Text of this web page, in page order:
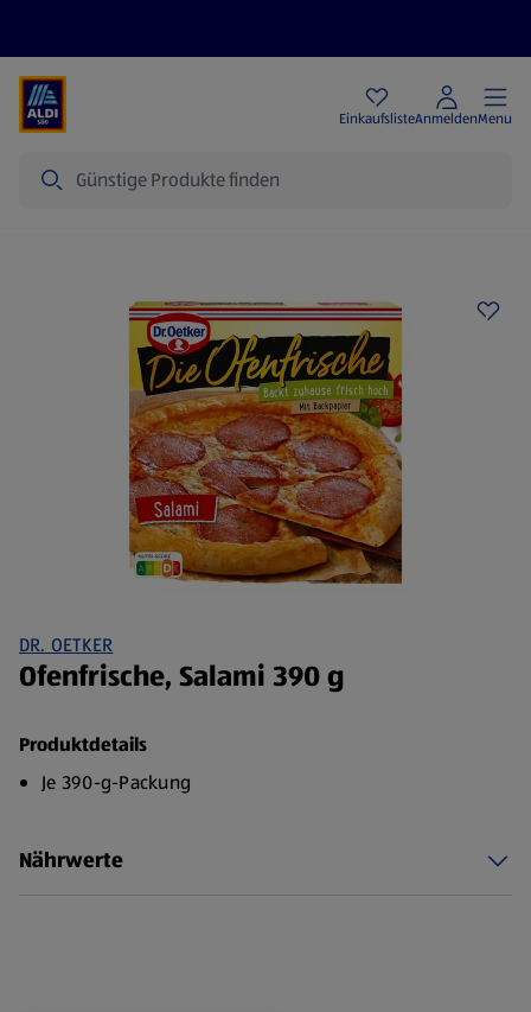
EinkaufslisteAnmeldenMenu
DR. OETKER
Ofenfrische, Salami 390 g
Produktdetails
Je 390-g-Packung
Nährwerte